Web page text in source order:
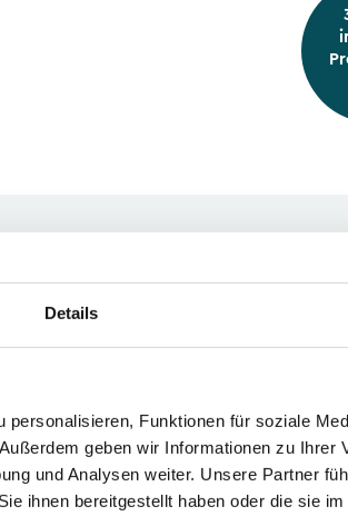
Details
Funktionen für soziale
geben wir Informationen zu Ihrer
und Analysen weiter. Unsere Partner
ihnen bereitgestellt haben oder die sie